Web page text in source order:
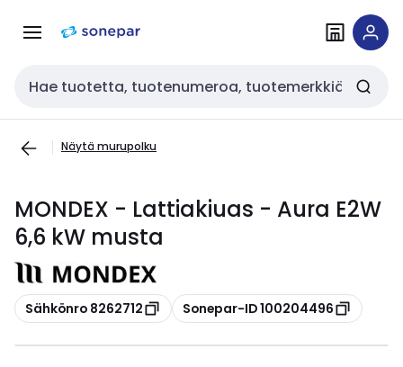
navigointiinsisältöön
Haku
Näytä murupolku
MONDEX - Lattiakiuas - Aura E2W
6,6 kW musta
Kopioi
Sähkönro 8262712 Kopioi
Sonepar-ID 100204496